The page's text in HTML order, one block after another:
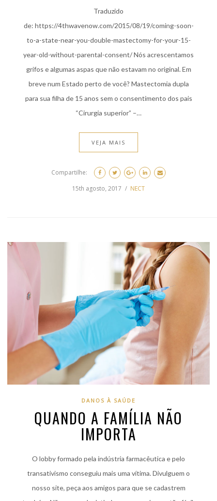
Traduzido
de: https://4thwavenow.com/2015/08/19/coming-soon-
to-a-state-near-you-double-mastectomy-for-your-15-
year-old-without-parental-consent/ Nós acrescentamos
grifos e algumas aspas que não estavam no original. Em
breve num Estado perto de você? Mastectomia dupla
para sua filha de 15 anos sem o consentimento dos pais
“Cirurgia superior” –…
VEJA MAIS
Compartilhe:
15th agosto, 2017
NECT
DANOS À SAÚDE
QUANDO A FAMÍLIA NÃO
IMPORTA
O lobby formado pela indústria farmacêutica e pelo
transativismo conseguiu mais uma vítima. Divulguem o
nosso site, peça aos amigos para que se cadastrem